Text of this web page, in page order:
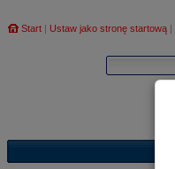
Start | Ustaw jako stronę startową |